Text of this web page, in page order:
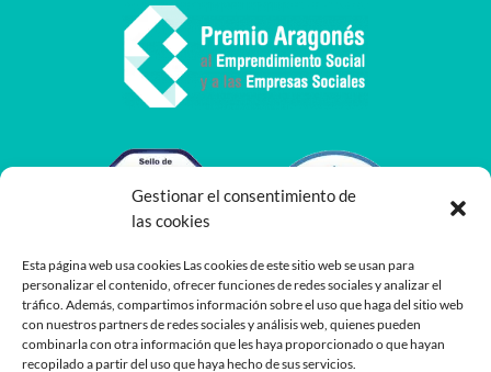
Gestionar el consentimiento de
las cookies
Esta página web usa cookies Las cookies de este sitio web se usan para
personalizar el contenido, ofrecer funciones de redes sociales y analizar el
tráfico. Además, compartimos información sobre el uso que haga del sitio web
con nuestros partners de redes sociales y análisis web, quienes pueden
combinarla con otra información que les haya proporcionado o que hayan
recopilado a partir del uso que haya hecho de sus servicios.